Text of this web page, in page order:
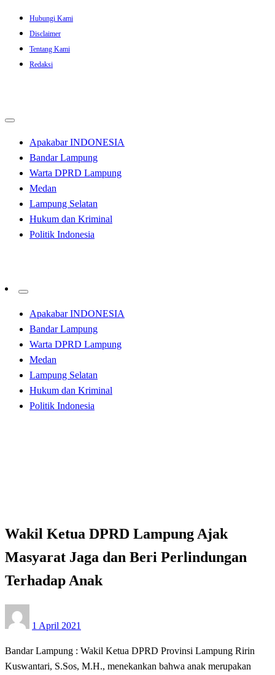
Skip
content
Hubungi Kami
Disclaimer
Tentang Kami
Redaksi
Apakabar INDONESIA
Bandar Lampung
Warta DPRD Lampung
Medan
Lampung Selatan
Hukum dan Kriminal
Politik Indonesia
Apakabar INDONESIA
Bandar Lampung
Warta DPRD Lampung
Medan
Lampung Selatan
Hukum dan Kriminal
Politik Indonesia
Wakil Ketua DPRD Lampung Ajak
Masyarat Jaga dan Beri Perlindungan
Terhadap Anak
on
1 April 2021
Bandar Lampung : Wakil Ketua DPRD Provinsi Lampung Ririn
Kuswantari, S.Sos, M.H., menekankan bahwa anak merupakan